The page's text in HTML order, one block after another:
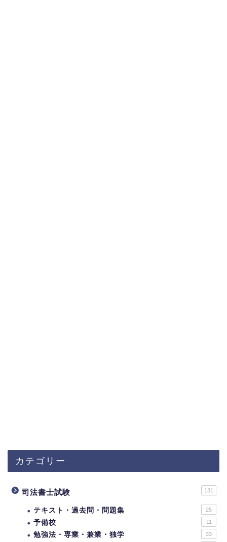
カテゴリー
司法書士試験 131
テキスト・過去問・問題集 25
予備校 11
勉強法・専業・兼業・独学 33